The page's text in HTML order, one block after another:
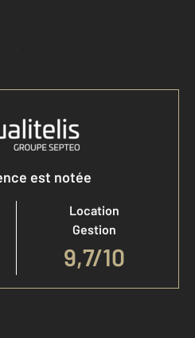
à mon compte
est notée
Location
Gestion
9,7/10